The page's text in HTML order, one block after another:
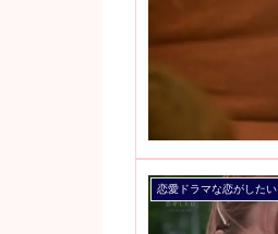
恋愛ドラマな恋がしたい